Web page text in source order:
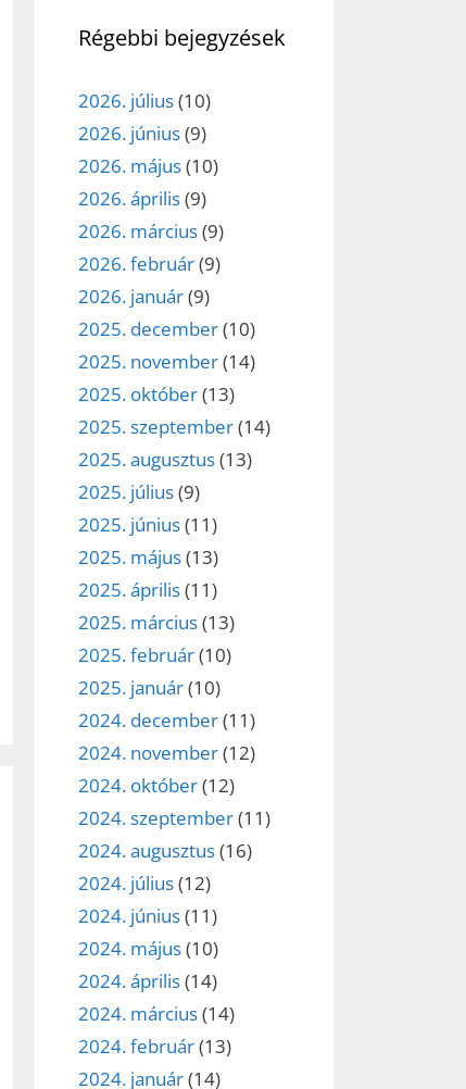
Régebbi bejegyzések
2026. július(10)
2026. június(9)
2026. május(10)
2026. április(9)
2026. március(9)
2026. február(9)
2026. január(9)
2025. december(10)
2025. november(14)
2025. október(13)
2025. szeptember(14)
2025. augusztus(13)
2025. július(9)
2025. június(11)
2025. május(13)
2025. április(11)
2025. március(13)
2025. február(10)
2025. január(10)
2024. december(11)
2024. november(12)
2024. október(12)
2024. szeptember(11)
2024. augusztus(16)
2024. július(12)
2024. június(11)
2024. május(10)
2024. április(14)
2024. március(14)
2024. február(13)
2024. január(14)